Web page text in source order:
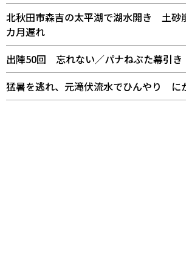
北秋田市森吉の太平湖で湖水開き 土砂
カ月遅れ
出陣50回 忘れない／パナねぶた幕引
猛暑を逃れ、元滝伏流水でひんやり に